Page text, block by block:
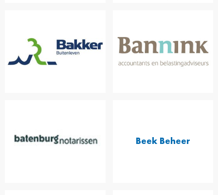
Beek Beheer